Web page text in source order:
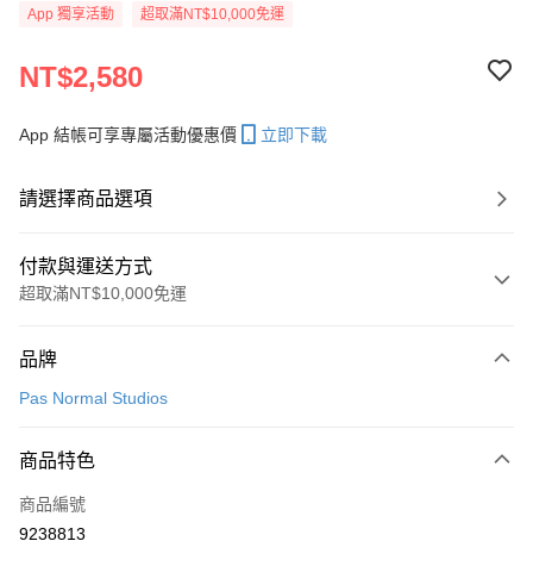
App 獨享活動 超取滿NT$10,000免運
NT$2,580
App 結帳可享專屬活動優惠價 立即下載
請選擇商品選項
付款與運送方式
超取滿NT$10,000免運
信用卡一次付款
LINE Pay
Apple Pay
品牌
Pas Normal Studios
商品特色
商品編號
9238813